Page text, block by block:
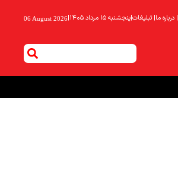
| درباره ما| تبلیغات|پنجشنبه ۱۵ مرداد ۱۴۰۵ |
06 August 2026